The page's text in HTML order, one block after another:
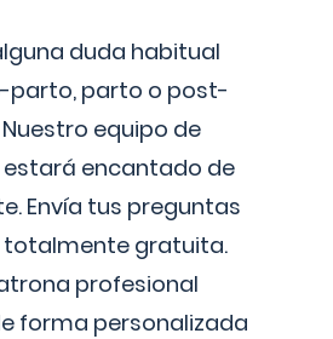
duda habitual
parto, parto o post-
equipo de
encantado de
Envía tus preguntas
gratuita.
profesional
forma personalizada